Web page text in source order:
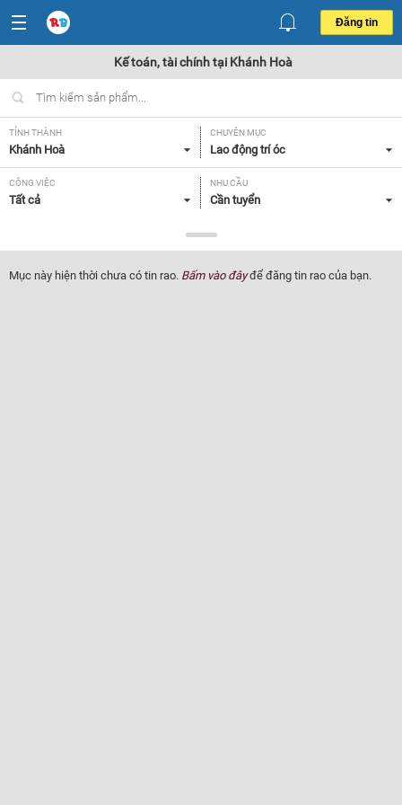
Đăng tin
Kế toán, tài chính tại Khánh Hoà
TỈNH THÀNH
Khánh Hoà
CHUYÊN MỤC
Lao động trí óc
CÔNG VIỆC
Tất cả
NHU CẦU
Cần tuyển
Tất cả
Mục này hiện thời chưa có tin rao. Bấm vào đâyđể đăng tin rao của bạn.